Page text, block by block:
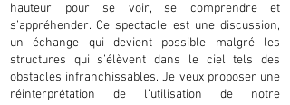
hauteur pour se voir, se comprendre et
s’appréhender. Ce spectacle est une discussion,
un échange qui devient possible malgré les
structures qui s’élèvent dans le ciel tels des
obstacles infranchissables. Je veux proposer une
réinterprétation de l’utilisation de notre